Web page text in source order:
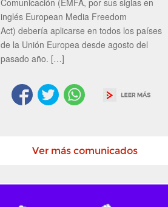
inglés European Media Freedom
Act) debería aplicarse en todos los países
de la Unión Europea desde agosto del
pasado año. […]
Ver más comunicados